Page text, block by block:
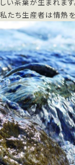
しい茶葉が生まれます
私たち生産者は情熱を